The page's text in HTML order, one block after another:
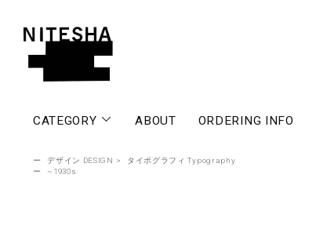
CATEGORY ABOUT ORDERING INFO
ー デザイン DESIGN >
タイポグラフィ Typography
ー
~1930s